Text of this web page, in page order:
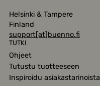
Helsinki & Tampere
Finland
support[at]buenno.fi
TUTKI
Ohjeet
Tutustu tuotteeseen
Inspiroidu asiakastarinoista